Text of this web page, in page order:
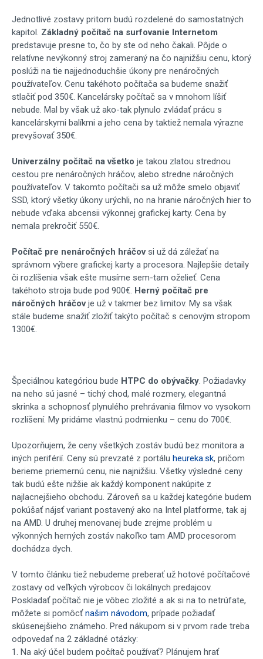
Jednotlivé zostavy pritom budú rozdelené do samostatných
kapitol. Základný počítač na surfovanie Internetom
predstavuje presne to, čo by ste od neho čakali. Pôjde o
relatívne nevýkonný stroj zameraný na čo najnižšiu cenu, ktorý
poslúži na tie najjednoduchšie úkony pre nenáročných
používateľov. Cenu takéhoto počítača sa budeme snažiť
stlačiť pod 350€. Kancelársky počítač sa v mnohom líšiť
nebude. Mal by však už ako-tak plynulo zvládať prácu s
kancelárskymi balíkmi a jeho cena by taktiež nemala výrazne
prevyšovať 350€.
Univerzálny počítač na všetko je takou zlatou strednou
cestou pre nenáročných hráčov, alebo stredne náročných
používateľov. V takomto počítači sa už môže smelo objaviť
SSD, ktorý všetky úkony urýchli, no na hranie náročných hier to
nebude vďaka abcensii výkonnej grafickej karty. Cena by
nemala prekročiť 550€.
Počítač pre nenáročných hráčovsi už dá záležať na
správnom výbere grafickej karty a procesora. Najlepšie detaily
či rozlíšenia však ešte musíme sem-tam oželieť. Cena
takéhoto stroja bude pod 900€. Herný počítač pre
náročných hráčovje už v takmer bez limitov. My sa však
stále budeme snažiť zložiť takýto počítač s cenovým stropom
1300€.
Špeciálnou kategóriou bude HTPC do obývačky. Požiadavky
na neho sú jasné – tichý chod, malé rozmery, elegantná
skrinka a schopnosť plynulého prehrávania filmov vo vysokom
rozlíšení. My pridáme vlastnú podmienku – cenu do 700€.
Upozorňujem, že ceny všetkých zostáv budú bez monitora a
iných periférií. Ceny sú prevzaté z portálu heureka.sk, pričom
berieme priemernú cenu, nie najnižšiu. Všetky výsledné ceny
tak budú ešte nižšie ak každý komponent nakúpite z
najlacnejšieho obchodu. Zároveň sa u každej kategórie budem
pokúšať nájsť variant postavený ako na Intel platforme, tak aj
na AMD. U druhej menovanej bude zrejme problém u
výkonných herných zostáv nakoľko tam AMD procesorom
dochádza dych.
V tomto článku tiež nebudeme preberať už hotové počítačové
zostavy od veľkých výrobcov či lokálnych predajcov.
Poskladať počítač nie je vôbec zložité a ak si na to netrúfate,
môžete si pomôcťnašim návodom, prípade požiadať
skúsenejšieho známeho. Pred nákupom si v prvom rade treba
odpovedať na 2 základné otázky:
1. Na aký účel budem počítač používať? Plánujem hrať